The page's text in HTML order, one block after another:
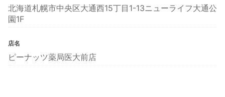
北海道札幌市中央区大通西15丁目1-13ニューライフ大通公
園1F
店名
ピーナッツ薬局医大前店